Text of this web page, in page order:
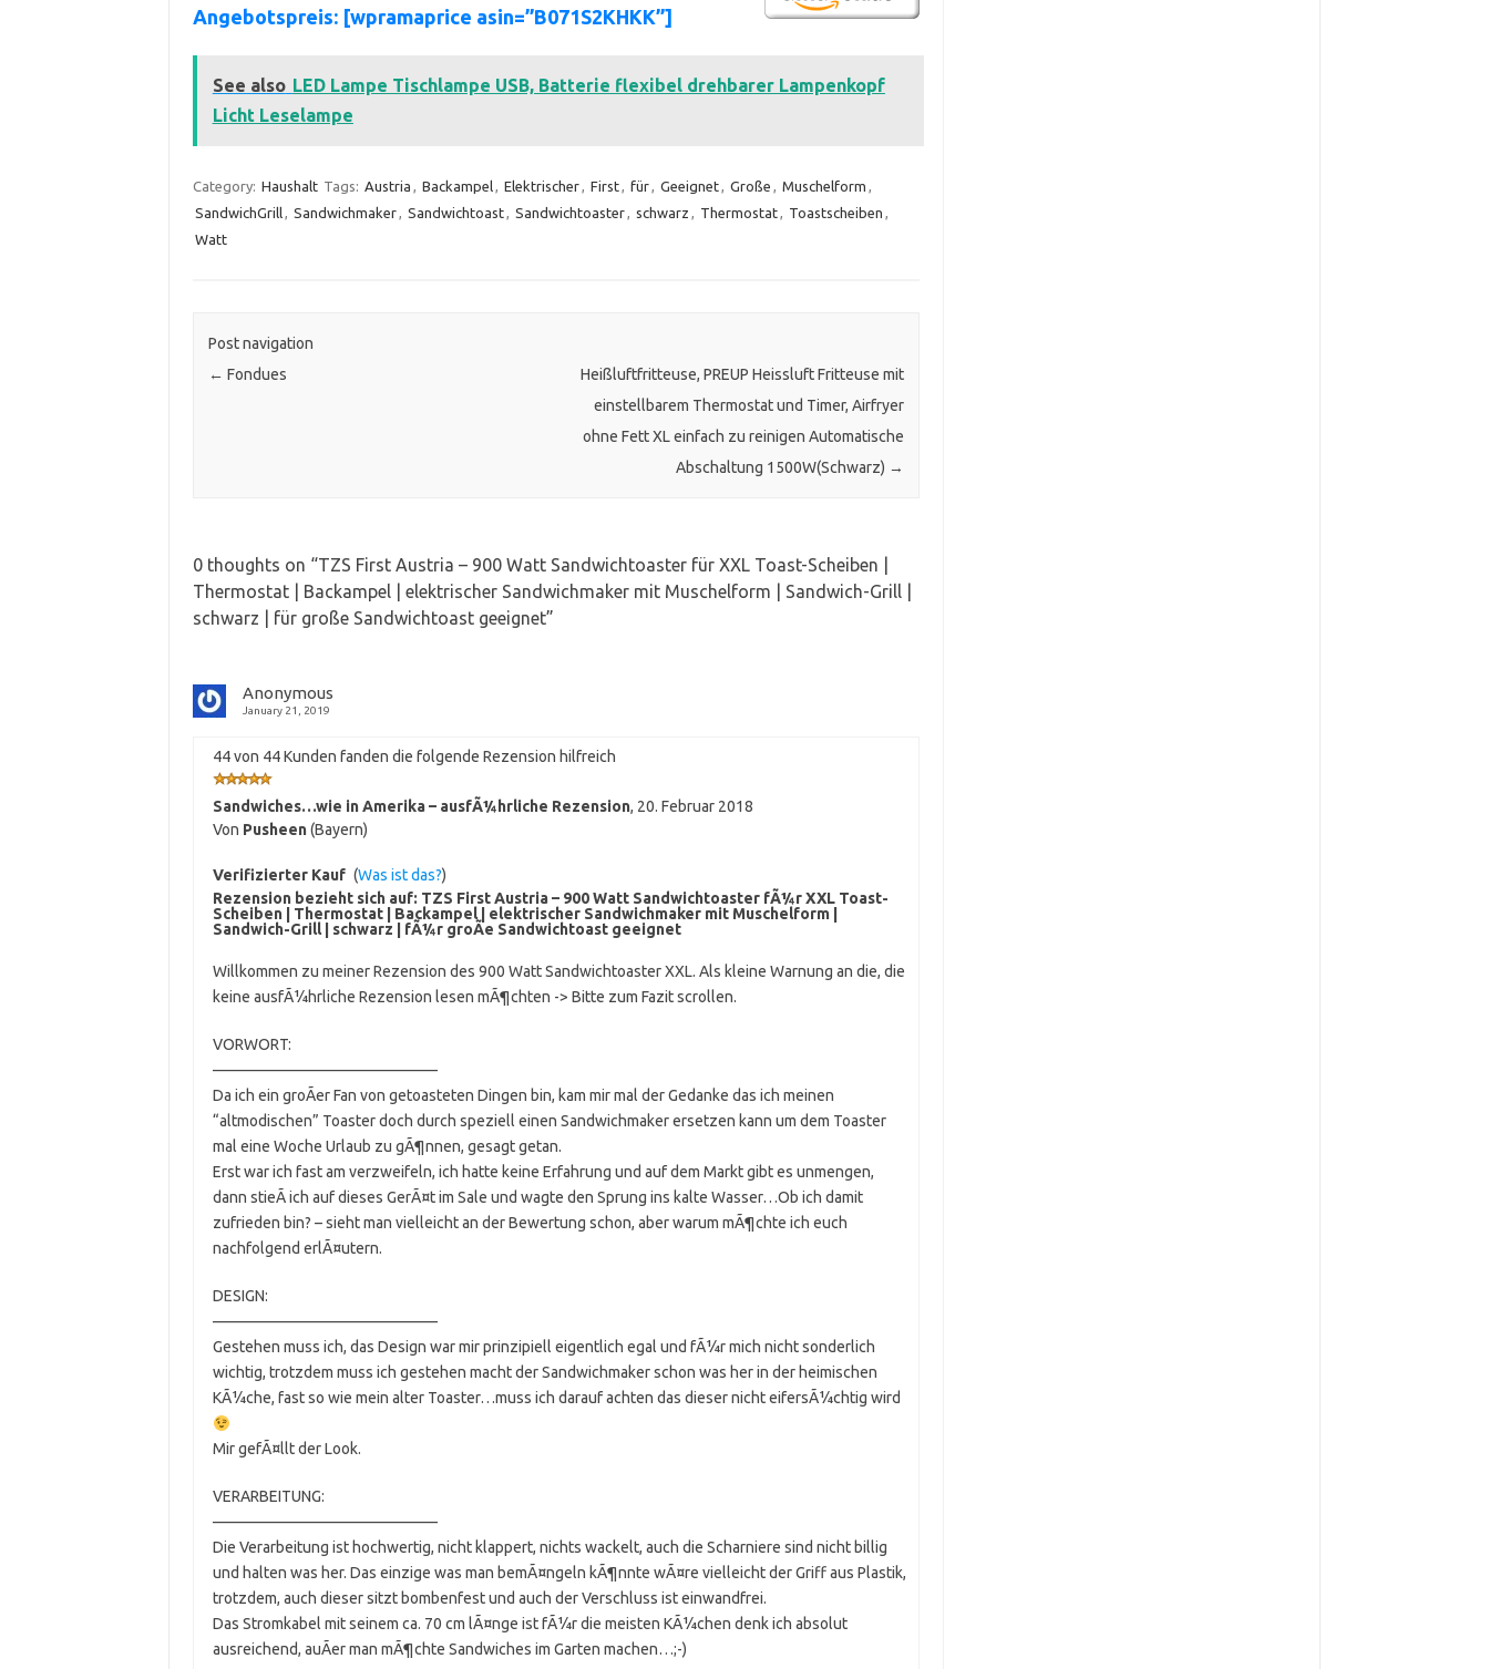
Angebotspreis: [wpramaprice asin=”B071S2KHKK”]
See also LED Lampe Tischlampe USB, Batterie flexibel drehbarer Lampenkopf
Licht Leselampe
Category: Haushalt Tags: Austria , Backampel, Elektrischer, First, für, Geeignet, Große , Muschelform ,
SandwichGrill, Sandwichmaker, Sandwichtoast, Sandwichtoaster, schwarz , Thermostat, Toastscheiben ,
Watt
Post navigation
← Fondues
Heißluftfritteuse, PREUP Heissluft Fritteuse mit
einstellbarem Thermostat und Timer, Airfryer
ohne Fett XL einfach zu reinigen Automatische
Abschaltung 1500W(Schwarz) →
0 thoughts on “TZS First Austria – 900 Watt Sandwichtoaster für XXL Toast-Scheiben |
Thermostat | Backampel | elektrischer Sandwichmaker mit Muschelform | Sandwich-Grill |
schwarz | für große Sandwichtoast geeignet”
Anonymous
January 21, 2019
44 von 44 Kunden fanden die folgende Rezension hilfreich
Sandwiches…wie in Amerika – ausfÃ¼hrliche Rezension, 20. Februar 2018
Von Pusheen(Bayern)
Verifizierter Kauf (Was ist das?)
Rezension bezieht sich auf: TZS First Austria – 900 Watt Sandwichtoaster fÃ¼r XXL Toast-
Scheiben | Thermostat | Backampel | elektrischer Sandwichmaker mit Muschelform |
Sandwich-Grill | schwarz | fÃ¼r groÃe Sandwichtoast geeignet
Willkommen zu meiner Rezension des 900 Watt Sandwichtoaster XXL. Als kleine Warnung an die, die
keine ausfÃ¼hrliche Rezension lesen mÃ¶chten -> Bitte zum Fazit scrollen.
VORWORT:
——————————————–
Da ich ein groÃer Fan von getoasteten Dingen bin, kam mir mal der Gedanke das ich meinen
“altmodischen” Toaster doch durch speziell einen Sandwichmaker ersetzen kann um dem Toaster
mal eine Woche Urlaub zu gÃ¶nnen, gesagt getan.
Erst war ich fast am verzweifeln, ich hatte keine Erfahrung und auf dem Markt gibt es unmengen,
dann stieÃ ich auf dieses GerÃ¤t im Sale und wagte den Sprung ins kalte Wasser…Ob ich damit
zufrieden bin? – sieht man vielleicht an der Bewertung schon, aber warum mÃ¶chte ich euch
nachfolgend erlÃ¤utern.
DESIGN:
——————————————–
Gestehen muss ich, das Design war mir prinzipiell eigentlich egal und fÃ¼r mich nicht sonderlich
wichtig, trotzdem muss ich gestehen macht der Sandwichmaker schon was her in der heimischen
KÃ¼che, fast so wie mein alter Toaster…muss ich darauf achten das dieser nicht eifersÃ¼chtig wird
Mir gefÃ¤llt der Look.
VERARBEITUNG:
——————————————–
Die Verarbeitung ist hochwertig, nicht klappert, nichts wackelt, auch die Scharniere sind nicht billig
und halten was her. Das einzige was man bemÃ¤ngeln kÃ¶nnte wÃ¤re vielleicht der Griff aus Plastik,
trotzdem, auch dieser sitzt bombenfest und auch der Verschluss ist einwandfrei.
Das Stromkabel mit seinem ca. 70 cm lÃ¤nge ist fÃ¼r die meisten KÃ¼chen denk ich absolut
ausreichend, auÃer man mÃ¶chte Sandwiches im Garten machen…;-)